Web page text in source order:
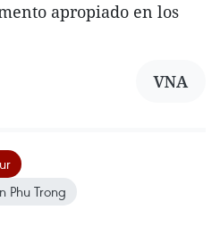
apropiado en los
VNA
Phu Trong